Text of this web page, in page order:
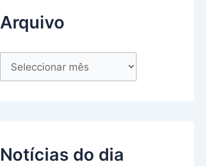
Arquivo
Notícias do dia